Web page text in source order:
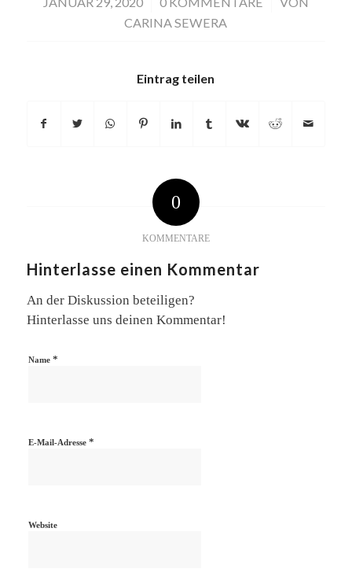
CARINA SEWERA
Eintrag teilen
0
KOMMENTARE
Hinterlasse einen Kommentar
An der Diskussion beteiligen?
Hinterlasse uns deinen Kommentar!
Name *
E-Mail-Adresse *
Website